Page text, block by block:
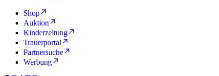
Shop
Auktion
Kinderzeitung
Trauerportal
Partnersuche
Werbung